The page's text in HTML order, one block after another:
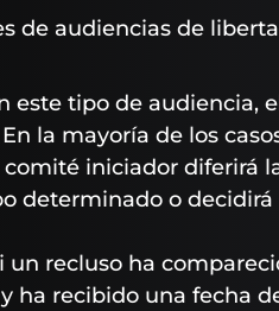
de audiencias de
este tipo de audiencia,
la mayoría de los
iniciador diferirá
determinado o
un recluso ha
ha recibido una fecha